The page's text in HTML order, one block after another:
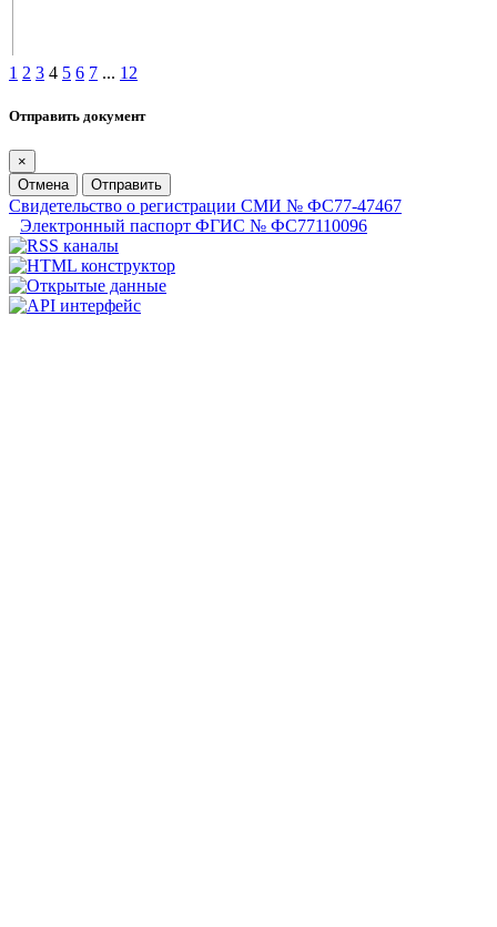
1 2 3 4 5 6 7 ... 12
Отправить документ
×
Отмена
Отправить
Свидетельство о регистрации СМИ № ФС77-47467
Электронный паспорт ФГИС № ФС77110096